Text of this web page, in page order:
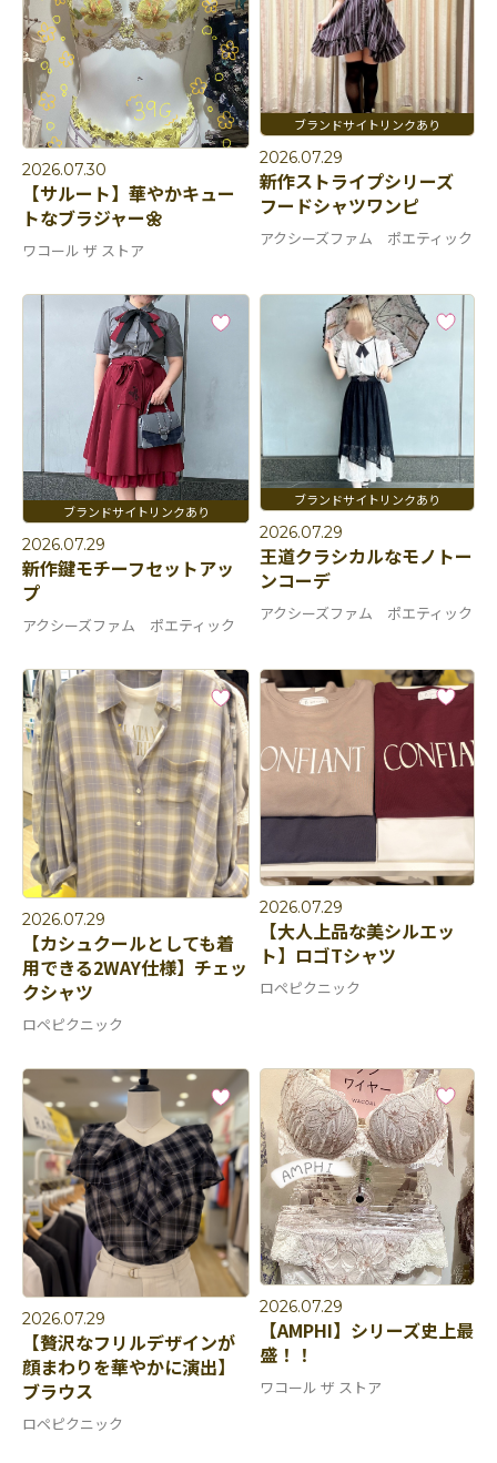
2026.07.30
【サルート】華やかキュー
トなブラジャー🌼
ワコール ザ ストア
2026.07.29
新作ストライプシリーズ
フードシャツワンピ
アクシーズファム ポエティック
2026.07.29
新作鍵モチーフセットアッ
プ
アクシーズファム ポエティック
2026.07.29
王道クラシカルなモノトー
ンコーデ
アクシーズファム ポエティック
2026.07.29
【カシュクールとしても着
用できる2WAY仕様】チェッ
クシャツ
ロペピクニック
2026.07.29
【大人上品な美シルエッ
ト】ロゴTシャツ
ロペピクニック
2026.07.29
【贅沢なフリルデザインが
顔まわりを華やかに演出】
ブラウス
ロペピクニック
2026.07.29
【AMPHI】シリーズ史上最
盛！！
ワコール ザ ストア